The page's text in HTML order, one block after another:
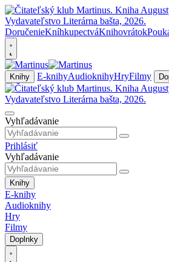
DoručenieKníhkupectváKnihovrátok
Knihy E-knihyAudioknihyHryFilmy
Vyhľadávanie
Prihlásiť
Vyhľadávanie
Knihy
E-knihy
Audioknihy
Hry
Filmy
Doplnky